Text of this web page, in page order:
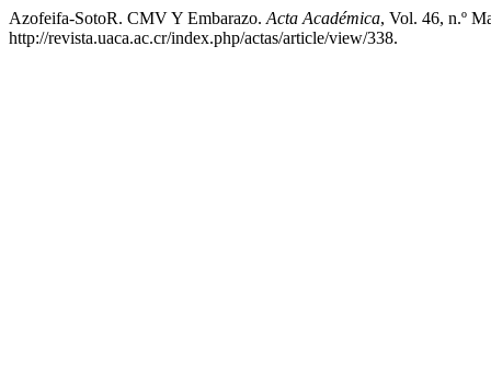
Azofeifa-SotoR. CMV Y Embarazo. Acta Académica, Vol. 46, n.º
http://revista.uaca.ac.cr/index.php/actas/article/view/338.